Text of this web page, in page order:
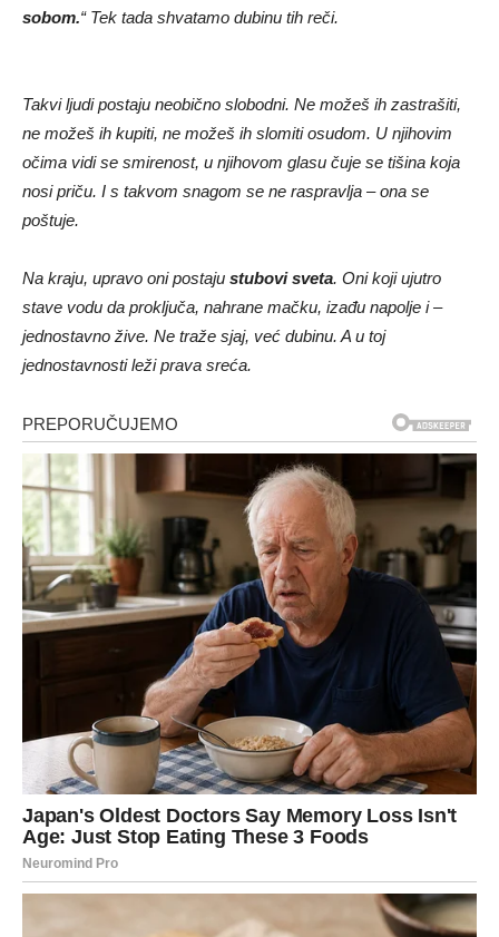
sobom.“ Tek tada shvatamo dubinu tih reči.
Takvi ljudi postaju neobično slobodni. Ne možeš ih zastrašiti,
ne možeš ih kupiti, ne možeš ih slomiti osudom. U njihovim
očima vidi se smirenost, u njihovom glasu čuje se tišina koja
nosi priču. I s takvom snagom se ne raspravlja – ona se
poštuje.
Na kraju, upravo oni postaju stubovi sveta. Oni koji ujutro
stave vodu da proključa, nahrane mačku, izađu napolje i –
jednostavno žive. Ne traže sjaj, već dubinu. A u toj
jednostavnosti leži prava sreća.